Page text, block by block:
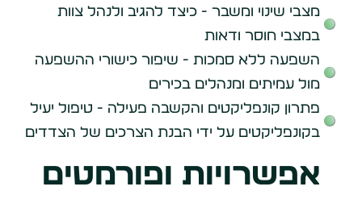
מצבי שינוי ומשבר - כיצד להגיב ולנהל צוות
במצבי חוסר ודאות
השפעה ללא סמכות - שיפור כישורי ההשפעה
מול עמיתים ומנהלים בכירים
פתרון קונפליקטים והקשבה פעילה - טיפול יעיל
בקונפליקטים על ידי הבנת הצרכים של הצדדים
אפשרויות ופורמטים